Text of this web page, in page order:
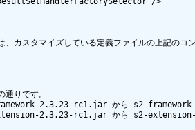
カスタマイズしている定義ファイルの上記のコ
りです。
2.3.23-rc1.jar から s2-framework-
2.3.23-rc1.jar から s2-extension-